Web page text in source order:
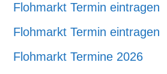
Flohmarkt Termin eintragen
Flohmarkt Termin eintragen
Flohmarkt Termine 2026